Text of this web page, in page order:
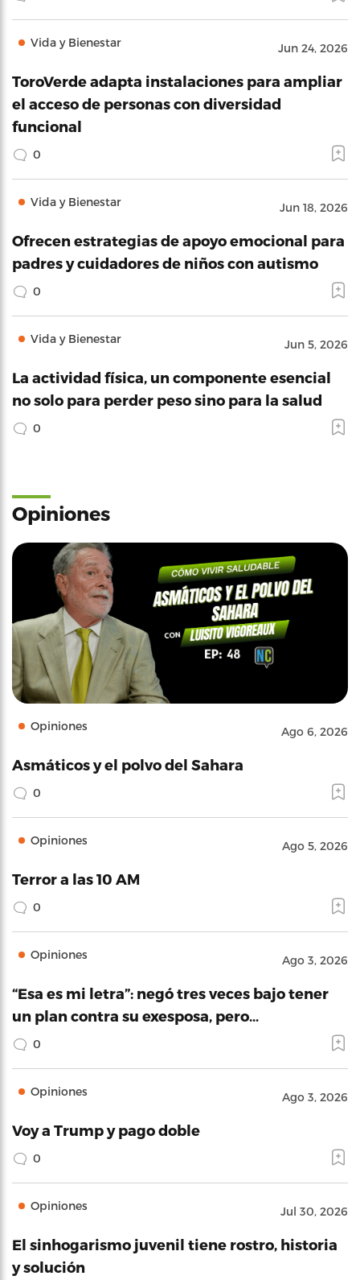
Vida y Bienestar Jun 24, 2026
ToroVerde adapta instalaciones para ampliar
el acceso de personas con diversidad
funcional
0
Vida y Bienestar Jun 18, 2026
Ofrecen estrategias de apoyo emocional para
padres y cuidadores de niños con autismo
0
Vida y Bienestar Jun 5, 2026
La actividad física, un componente esencial
no solo para perder peso sino para la salud
0
Opiniones
Opiniones Ago 6, 2026
Asmáticos y el polvo del Sahara
0
Opiniones Ago 5, 2026
Terror a las 10 AM
0
Opiniones Ago 3, 2026
“Esa es mi letra”: negó tres veces bajo tener
un plan contra su exesposa, pero…
0
Opiniones Ago 3, 2026
Voy a Trump y pago doble
0
Opiniones Jul 30, 2026
El sinhogarismo juvenil tiene rostro, historia
y solución